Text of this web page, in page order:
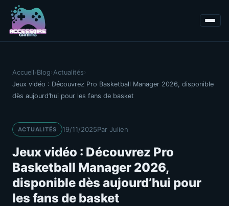
Accueil› Blog› Actualités›
Jeux vidéo : Découvrez Pro Basketball Manager 2026, disponible
dès aujourd’hui pour les fans de basket
ACTUALITÉS 19/11/2025Par Julien
Jeux vidéo : Découvrez Pro
Basketball Manager 2026,
disponible dès aujourd’hui pour
les fans de basket